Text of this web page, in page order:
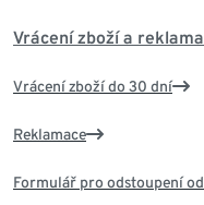
Vrácení zboží a
Vrácení zboží do 30 dní
Reklamace
Formulář pro odstoupení